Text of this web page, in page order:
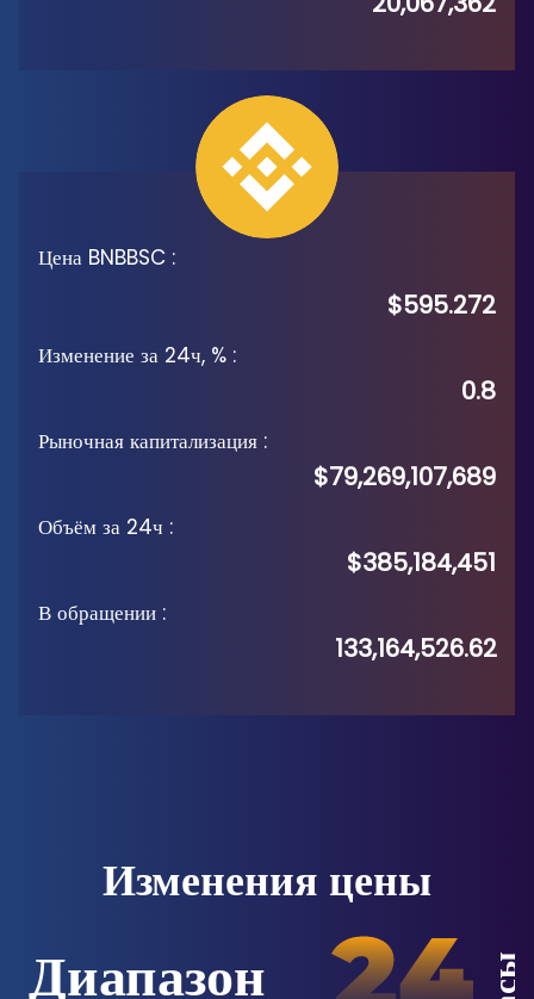
Цена BNBBSC :
$595.272
Изменение за 24ч, % :
0.8
Рыночная капитализация :
$79,269,107,689
Объём за 24ч :
$385,184,451
В обращении :
133,164,526.62
Изменения цены
Диапазон